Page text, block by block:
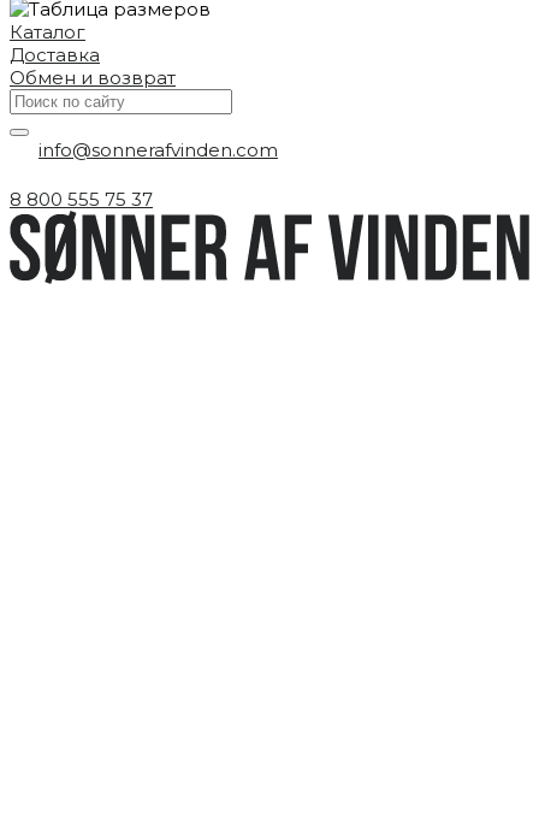
Каталог
Доставка
Обмен и возврат
info@sonnerafvinden.com
8 800 555 75 37